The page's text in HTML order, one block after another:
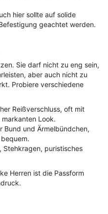
hier sollte auf solide
geachtet werden.
Sie darf nicht zu eng sein,
aber auch nicht zu
Probiere verschiedene
Reißverschluss, oft mit
Look.
Bund und Ärmelbündchen,
Stehkragen, puristisches
Herren ist die Passform